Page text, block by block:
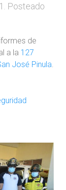
. Posteado
de
a la 127
José Pinula